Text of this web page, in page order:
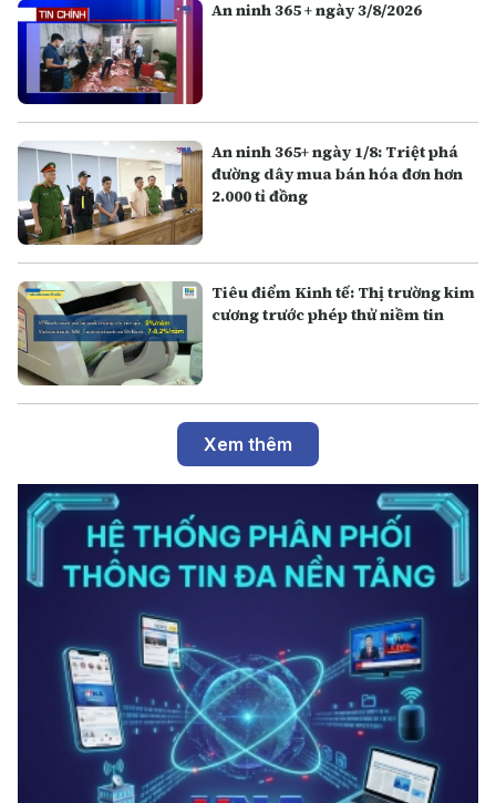
An ninh 365 + ngày 3/8/2026
An ninh 365+ ngày 1/8: Triệt phá
đường dây mua bán hóa đơn hơn
2.000 tỉ đồng
Tiêu điểm Kinh tế: Thị trường kim
cương trước phép thử niềm tin
Xem thêm